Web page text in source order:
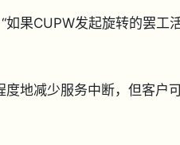
如果CUPW发起旋转的罢
度地减少服务中断，但客户